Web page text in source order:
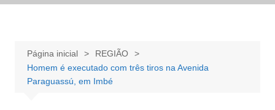
Página inicial
REGIÃO
Homem é executado com três tiros na Avenida
Paraguassú, em Imbé